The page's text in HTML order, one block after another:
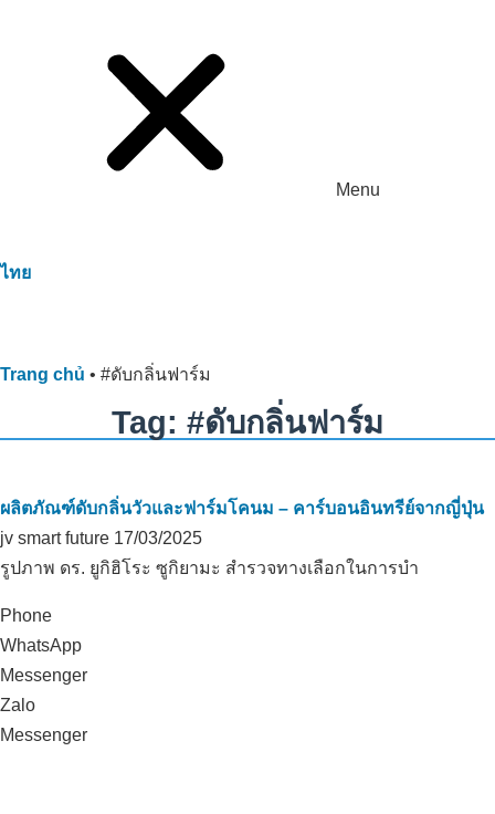
Menu
ไทย
Trang chủ • #ดับกลิ่นฟาร์ม
Tag: #ดับกลิ่นฟาร์ม
ผลิตภัณฑ์ดับกลิ่นวัวและฟาร์มโคนม – คาร์บอนอินทรีย์จากญี่ปุ่น
jv smart future 17/03/2025
รูปภาพ ดร. ยูกิฮิโระ ซูกิยามะ สำรวจทางเลือกในการบำ
Phone
WhatsApp
Messenger
Zalo
Messenger